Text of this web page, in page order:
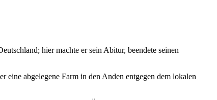
hier machte er sein Abitur, beendete seinen
abgelegene Farm in den Anden entgegen dem lokalen